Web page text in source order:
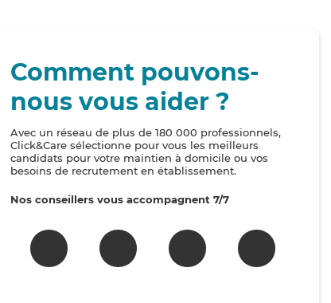
Comment pouvons-
nous vous aider ?
Avec un réseau de plus de 180 000 professionnels,
Click&Care sélectionne pour vous les meilleurs
candidats pour votre maintien à domicile ou vos
besoins de recrutement en établissement.
Nos conseillers vous accompagnent 7/7